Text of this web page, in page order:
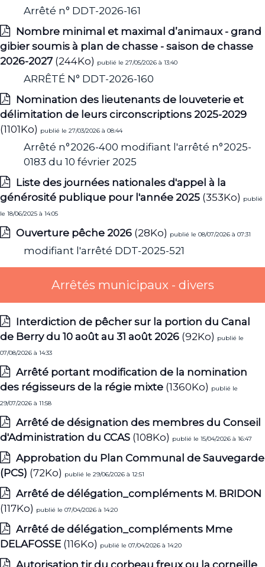
Arrêté n° DDT-2026-161
Nombre minimal et maximal d’animaux - grand
gibier soumis à plan de chasse - saison de chasse
2026-2027 (244Ko) publié le 27/05/2026 à 13:40
ARRÊTÉ N° DDT-2026-160
Nomination des lieutenants de louveterie et
délimitation de leurs circonscriptions 2025-2029
(1101Ko) publié le 27/03/2026 à 08:44
Arrêté n°2026-400 modifiant l'arrêté n°2025-
0183 du 10 février 2025
Liste des journées nationales d'appel à la
générosité publique pour l'année 2025 (353Ko) publié
le 18/06/2025 à 14:05
Ouverture pêche 2026 (28Ko) publié le 08/07/2026 à 07:31
modifiant l'arrêté DDT-2025-521
Arrêtés municipaux - divers
Interdiction de pêcher sur la portion du Canal
de Berry du 10 août au 31 août 2026 (92Ko) publié le
07/08/2026 à 14:33
Arrêté portant modification de la nomination
des régisseurs de la régie mixte (1360Ko) publié le
29/07/2026 à 11:58
Arrêté de désignation des membres du Conseil
d'Administration du CCAS (108Ko) publié le 15/04/2026 à 16:47
Approbation du Plan Communal de Sauvegarde
(PCS) (72Ko) publié le 29/06/2026 à 12:51
Arrêté de délégation_compléments M. BRIDON
(117Ko) publié le 07/04/2026 à 14:20
Arrêté de délégation_compléments Mme
DELAFOSSE (116Ko) publié le 07/04/2026 à 14:20
Autorisation tir du corbeau freux ou la corneille